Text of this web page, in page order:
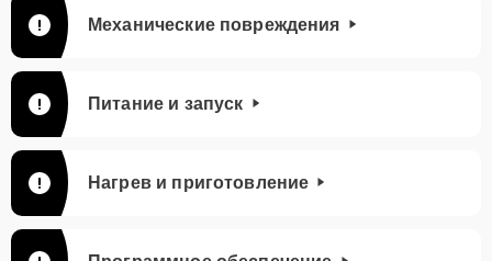
Механические повреждения
Питание и запуск
Нагрев и приготовление